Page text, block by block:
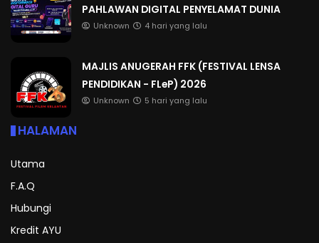
PAHLAWAN DIGITAL PENYELAMAT DUNIA
Unknown 4 hari yang lalu
MAJLIS ANUGERAH FFK (FESTIVAL LENSA
PENDIDIKAN - FLeP) 2026
Unknown 5 hari yang lalu
HALAMAN
Utama
F.A.Q
Hubungi
Kredit AYU